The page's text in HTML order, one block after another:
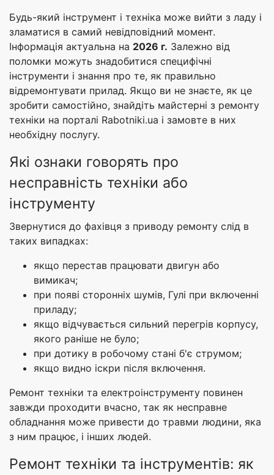
Будь-який інструмент і техніка може вийти з ладу і
зламатися в самий невідповідний момент.
Інформація актуальна на 2026 г. Залежно від
поломки можуть знадобитися специфічні
інструменти і знання про те, як правильно
відремонтувати прилад. Якщо ви не знаєте, як це
зробити самостійно, знайдіть майстерні з ремонту
техніки на порталі Rabotniki.ua і замовте в них
необхідну послугу.
Які ознаки говорять про
несправність техніки або
інструменту
Звернутися до фахівця з приводу ремонту слід в
таких випадках:
якщо перестав працювати двигун або
вимикач;
при появі сторонніх шумів, Гулі при включенні
приладу;
якщо відчувається сильний перегрів корпусу,
якого раніше не було;
при дотику в робочому стані б'є струмом;
якщо видно іскри після включення.
Ремонт техніки та електроінструменту повинен
завжди проходити вчасно, так як несправне
обладнання може привести до травми людини, яка
з ним працює, і інших людей.
Ремонт техніки та інструментів: як